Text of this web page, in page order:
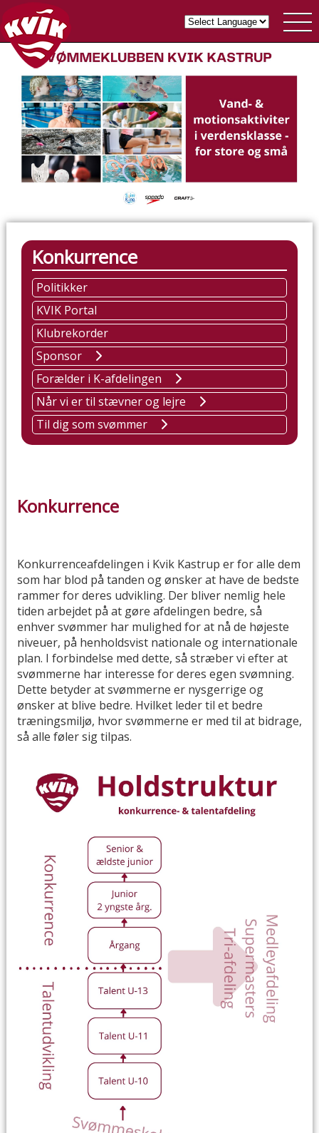
Konkurrence
Politikker
KVIK Portal
Klubrekorder
Sponsor
Forælder i K-afdelingen
Når vi er til stævner og lejre
Til dig som svømmer
Konkurrence
Konkurrenceafdelingen i Kvik Kastrup er for alle dem
som har blod på tanden og ønsker at have de bedste
rammer for deres udvikling. Der bliver nemlig hele
tiden arbejdet på at gøre afdelingen bedre, så
enhver svømmer har mulighed for at nå de højeste
niveuer, på henholdsvist nationale og internationale
plan. I forbindelse med dette, så stræber vi efter at
svømmerne har interesse for deres egen svømning.
Dette betyder at svømmerne er nysgerrige og
ønsker at blive bedre. Hvilket leder til et bedre
træningsmiljø, hvor svømmerne er med til at bidrage,
så alle føler sig tilpas.